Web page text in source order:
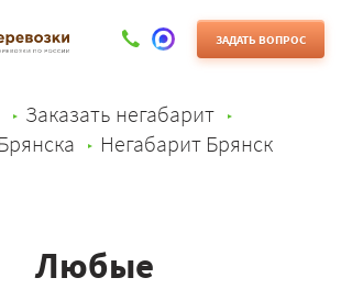
ЗАДАТЬ ВОПРОС
Заказать негабарит
Негабарит Брянск
Любые